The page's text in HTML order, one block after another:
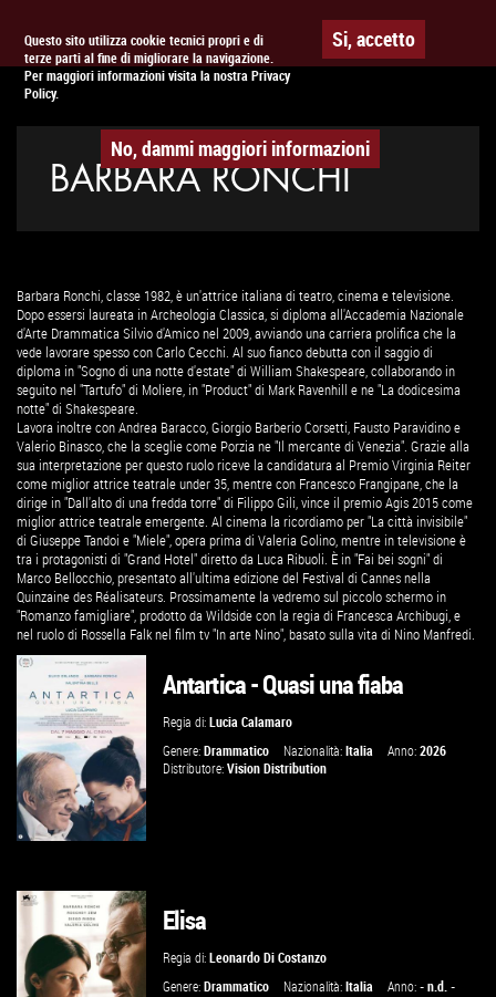
Questo sito utilizza cookie tecnici propri e di
terze parti al fine di migliorare la navigazione.
Per maggiori informazioni visita la nostra Privacy
Policy.
Si, accetto
No, dammi maggiori informazioni
APPUNTAMENTO AL CINEMA
BARBARA RONCHI
Barbara Ronchi, classe 1982, è un'attrice italiana di teatro, cinema e televisione.
Dopo essersi laureata in Archeologia Classica, si diploma all'Accademia Nazionale
d'Arte Drammatica Silvio d'Amico nel 2009, avviando una carriera prolifica che la
vede lavorare spesso con Carlo Cecchi. Al suo fianco debutta con il saggio di
diploma in "Sogno di una notte d'estate" di William Shakespeare, collaborando in
seguito nel "Tartufo" di Moliere, in "Product" di Mark Ravenhill e ne "La dodicesima
notte" di Shakespeare.
Lavora inoltre con Andrea Baracco, Giorgio Barberio Corsetti, Fausto Paravidino e
Valerio Binasco, che la sceglie come Porzia ne "Il mercante di Venezia". Grazie alla
sua interpretazione per questo ruolo riceve la candidatura al Premio Virginia Reiter
come miglior attrice teatrale under 35, mentre con Francesco Frangipane, che la
dirige in "Dall'alto di una fredda torre" di Filippo Gili, vince il premio Agis 2015 come
miglior attrice teatrale emergente. Al cinema la ricordiamo per "La città invisibile"
di Giuseppe Tandoi e "Miele", opera prima di Valeria Golino, mentre in televisione è
tra i protagonisti di "Grand Hotel" diretto da Luca Ribuoli. È in "Fai bei sogni" di
Marco Bellocchio, presentato all'ultima edizione del Festival di Cannes nella
Quinzaine des Réalisateurs. Prossimamente la vedremo sul piccolo schermo in
"Romanzo famigliare", prodotto da Wildside con la regia di Francesca Archibugi, e
nel ruolo di Rossella Falk nel film tv "In arte Nino", basato sulla vita di Nino Manfredi.
GUARDA IL TRAILER
VAI ALLA SCHEDA
Antartica - Quasi una fiaba
Regia di:Lucia Calamaro
Genere:Drammatico Nazionalità:Italia Anno:2026
Distributore:Vision Distribution
Elisa
Regia di:Leonardo Di Costanzo
Genere:Drammatico Nazionalità:Italia Anno:- n.d. -